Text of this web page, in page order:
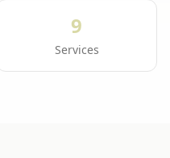
9
Services